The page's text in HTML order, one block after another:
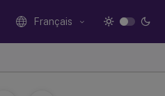
Français